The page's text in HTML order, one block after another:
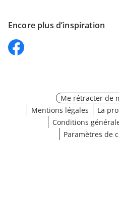
Encore plus d’inspiration
Me rétracter de
Mentions légales
La
Conditions
Paramètres de